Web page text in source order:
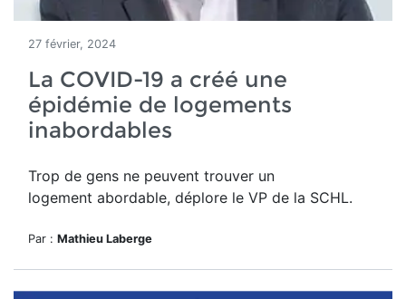
27 février, 2024
La COVID-19 a créé une
épidémie de logements
inabordables
Trop de gens ne peuvent trouver un
logement abordable, déplore le VP de la SCHL.
Par : Mathieu Laberge